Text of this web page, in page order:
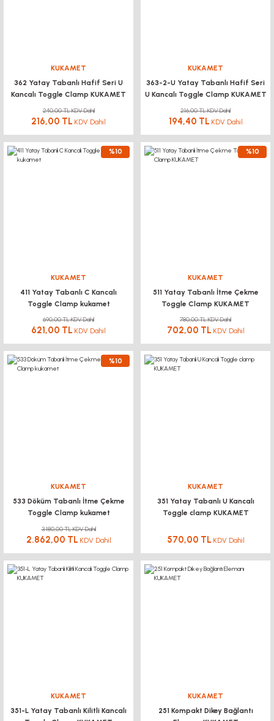
KUKAMET
362 Yatay Tabanlı Hafif Seri U
Kancalı Toggle Clamp KUKAMET
240,00 TL KDV Dahil
216,00 TL KDV Dahil
KUKAMET
363-2-U Yatay Tabanlı Hafif Seri
U Kancalı Toggle Clamp KUKAMET
216,00 TL KDV Dahil
194,40 TL KDV Dahil
%10
KUKAMET
411 Yatay Tabanlı C Kancalı
Toggle Clamp kukamet
690,00 TL KDV Dahil
621,00 TL KDV Dahil
%10
KUKAMET
511 Yatay Tabanlı İtme Çekme
Toggle Clamp KUKAMET
780,00 TL KDV Dahil
702,00 TL KDV Dahil
%10
KUKAMET
533 Döküm Tabanlı İtme Çekme
Toggle Clamp kukamet
3.180,00 TL KDV Dahil
2.862,00 TL KDV Dahil
KUKAMET
351 Yatay Tabanlı U Kancalı
Toggle clamp KUKAMET
570,00 TL KDV Dahil
KUKAMET
351-L Yatay Tabanlı Kilitli Kancalı
KUKAMET
251 Kompakt Dikey Bağlantı